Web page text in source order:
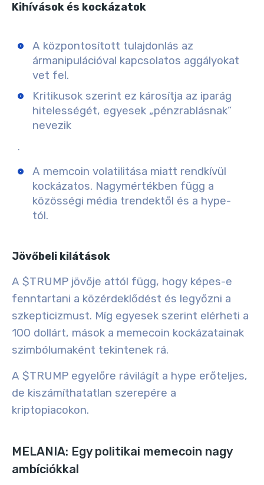
Kihívások és kockázatok
A központosított tulajdonlás az
ármanipulációval kapcsolatos aggályokat
vet fel.
Kritikusok szerint ez károsítja az iparág
hitelességét, egyesek „pénzrablásnak”
nevezik
.
A memcoin volatilitása miatt rendkívül
kockázatos. Nagymértékben függ a
közösségi média trendektől és a hype-
tól.
Jövőbeli kilátások
A $TRUMP jövője attól függ, hogy képes-e
fenntartani a közérdeklődést és legyőzni a
szkepticizmust. Míg egyesek szerint elérheti a
100 dollárt, mások a memecoin kockázatainak
szimbólumaként tekintenek rá.
A $TRUMP egyelőre rávilágít a hype erőteljes,
de kiszámíthatatlan szerepére a
kriptopiacokon.
MELANIA: Egy politikai memecoin nagy
ambíciókkal